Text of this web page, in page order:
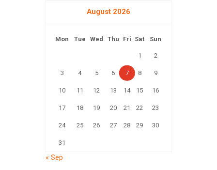
August 2026
Mon Tue Wed Thu Fri Sat Sun
1 2
3 4 5 6 7 8 9
10 11 12 13 14 15 16
17 18 19 20 21 22 23
24 25 26 27 28 29 30
31
« Sep